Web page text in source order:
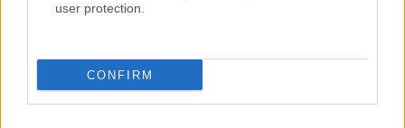
user protection.
CONFIRM